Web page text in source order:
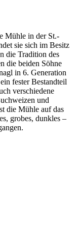
Mühle in der St.-
sie sich im Besitz
die Tradition des
die beiden Söhne
in 6. Generation
fester Bestandteil
verschiedene
und
die Mühle auf das
grobes, dunkles –